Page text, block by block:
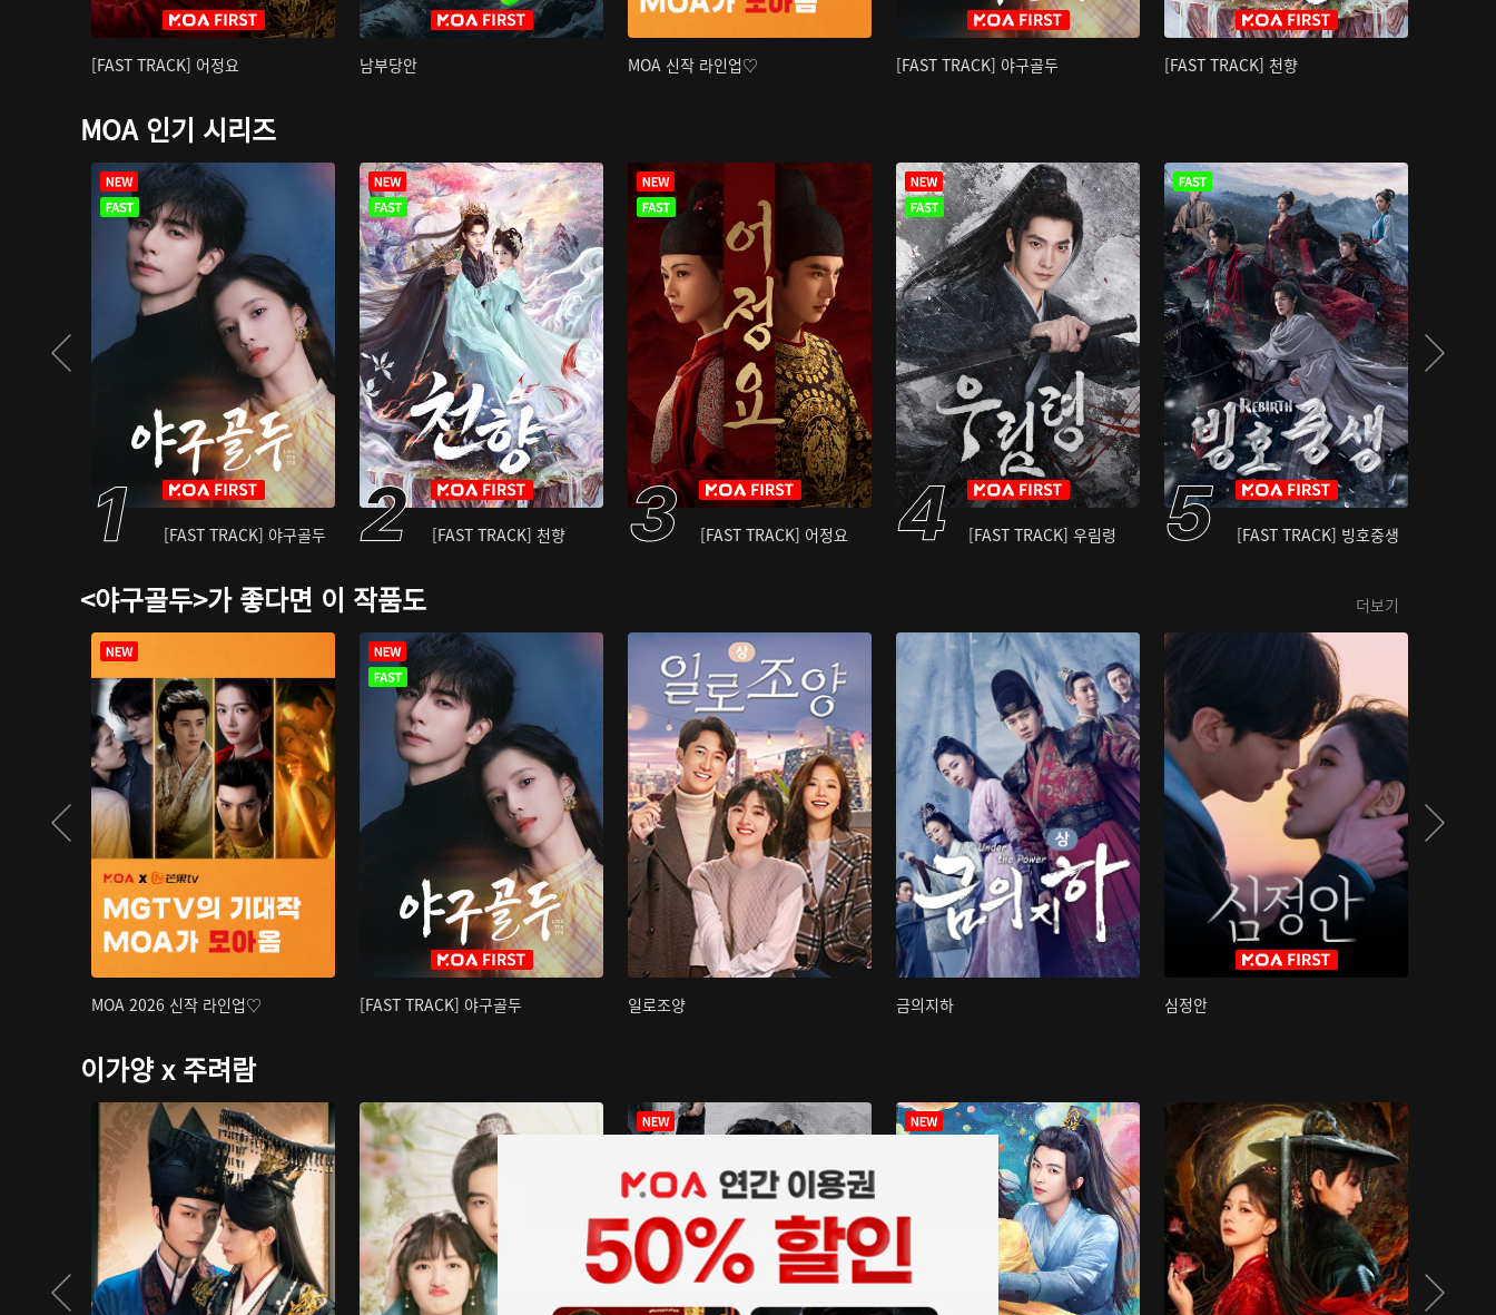
[FAST TRACK] 어정요 남부당안 MOA 신작 라인업♡ [FAST TRACK] 야구골두 [FAST TRACK] 천향
MOA 인기 시리즈
[FAST TRACK] 야구골두 [FAST TRACK] 천향 [FAST TRACK] 어정요 [FAST TRACK] 우림령 [FAST TRACK] 빙호중생
<야구골두>가 좋다면 이 작품도 더보기
MOA 2026 신작 라인업♡ [FAST TRACK] 야구골두 일로조양 금의지하 심정안
이가양 x 주려람